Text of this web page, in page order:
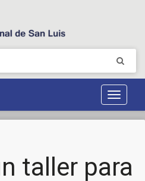
Toggle
taller para